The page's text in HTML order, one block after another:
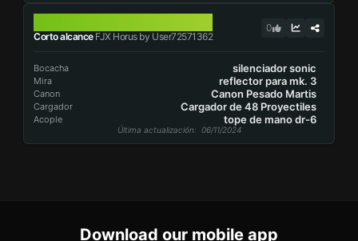
Corto alcanceFJX Horus by User72571362
0
Bocacha silenciador sonic
Mira reflector para mk. 3
Canon Canon Pesado Martis
Cargador Cargador de 48 Proyectiles
Acople tope de mano dr-6
Última actualización: 06/11/2024
Download our mobile app